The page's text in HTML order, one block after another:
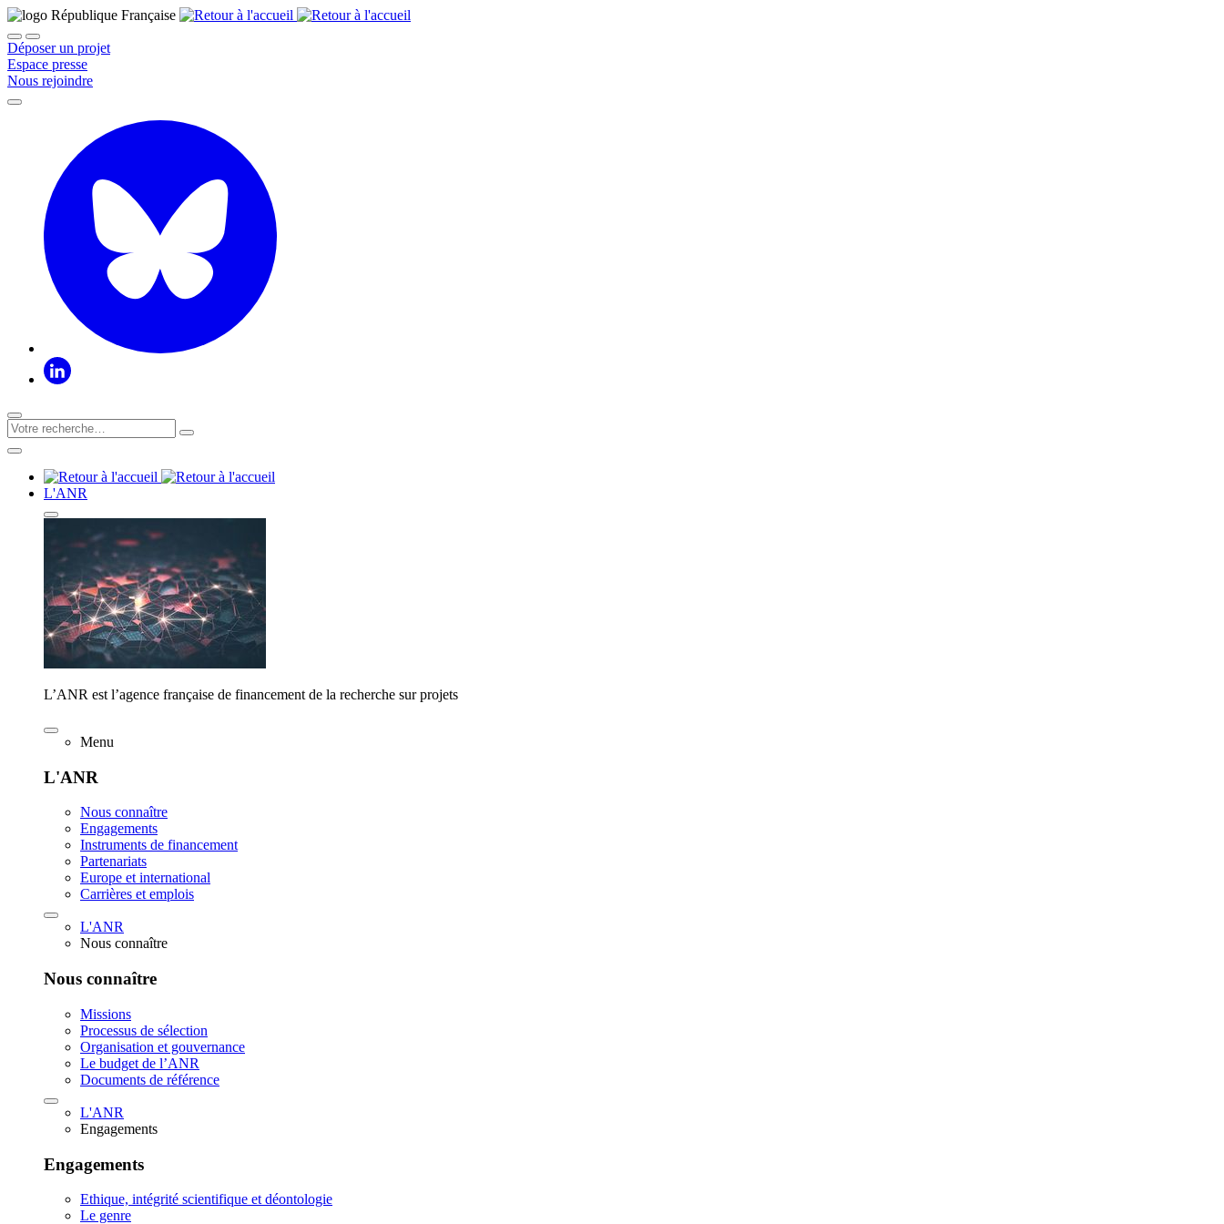
Déposer un projet
Espace presse
Nous rejoindre
L'ANR
L’ANR est l’agence française de financement de la recherche sur projets
Menu
L'ANR
Nous connaître
Engagements
Instruments de financement
Partenariats
Europe et international
Carrières et emplois
L'ANR
Nous connaître
Nous connaître
Missions
Processus de sélection
Organisation et gouvernance
Le budget de l’ANR
Documents de référence
L'ANR
Engagements
Engagements
Ethique, intégrité scientifique et déontologie
Le genre